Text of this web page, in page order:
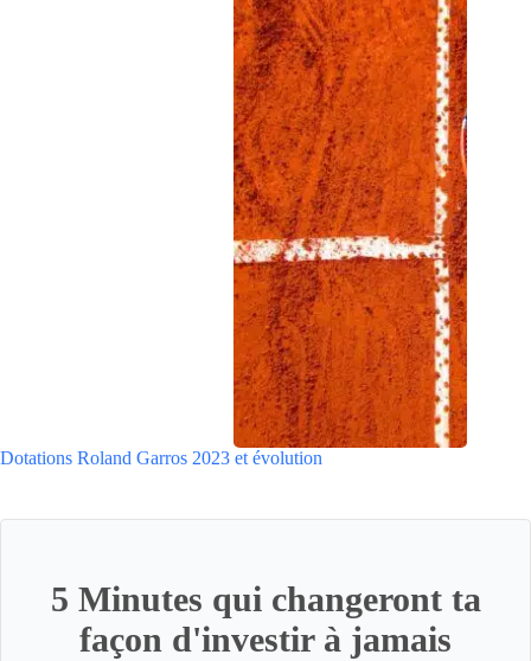
Dotations Roland Garros 2023 et évolution
5 Minutes qui changeront ta
façon d'investir à jamais